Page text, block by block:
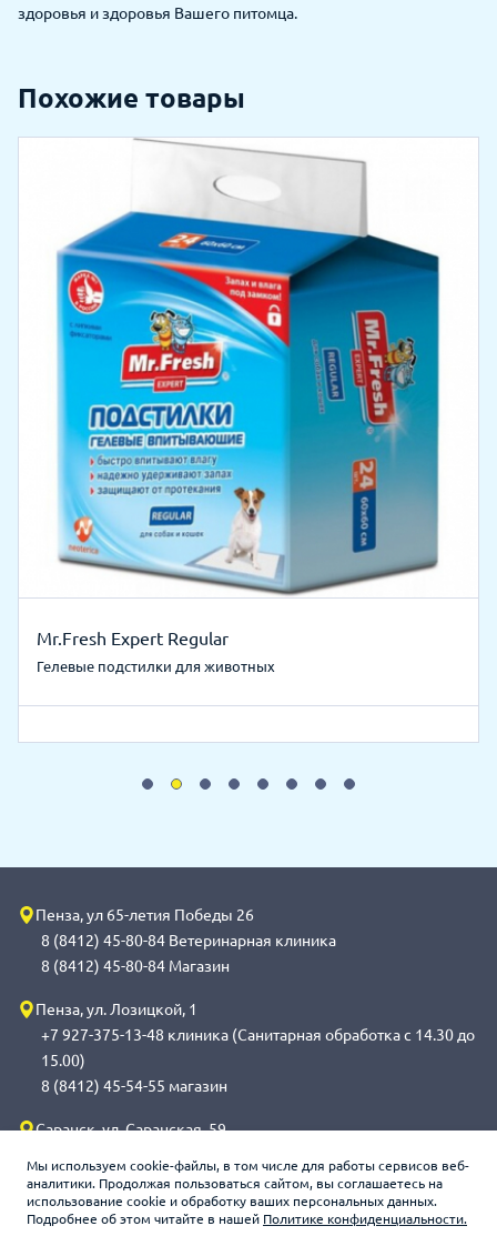
Мы используем cookie-файлы, в том числе для работы сервисов веб-
аналитики. Продолжая пользоваться сайтом, вы соглашаетесь на
использование cookie и обработку ваших персональных данных.
Подробнее об этом читайте в нашей Политике конфиденциальности.
здоровья и здоровья Вашего питомца.
Похожие товары
Mr.Fresh Expert Regular
Гелевые подстилки для животных
Пенза, ул 65-летия Победы 26
8 (8412) 45-80-84 Ветеринарная клиника
8 (8412) 45-80-84 Магазин
Пенза, ул. Лозицкой, 1
+7 927-375-13-48 клиника (Санитарная обработка с 14.30 до
15.00)
8 (8412) 45-54-55 магазин
Саранск, ул. Саранская, 59
обработка с 14.00 до 14.30)
8 (8342) 272-275 магазин